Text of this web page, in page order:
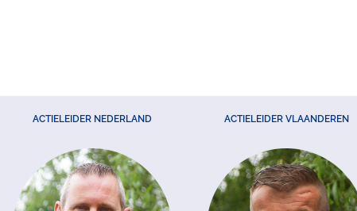
ACTIELEIDER NEDERLAND ACTIELEIDER VLAANDEREN